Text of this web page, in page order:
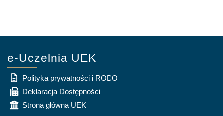
e-Uczelnia UEK
Polityka prywatności i RODO
Deklaracja Dostępności
Strona główna UEK